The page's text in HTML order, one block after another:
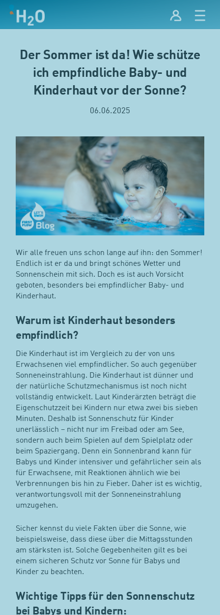
Der Sommer ist da! Wie schütze
ich empfindliche Baby- und
Kinderhaut vor der Sonne?
06.06.2025
Wir alle freuen uns schon lange auf ihn: den Sommer!
Endlich ist er da und bringt schönes Wetter und
Sonnenschein mit sich. Doch es ist auch Vorsicht
geboten, besonders bei empfindlicher Baby- und
Kinderhaut.
Warum ist Kinderhaut besonders
empfindlich?
Die Kinderhaut ist im Vergleich zu der von uns
Erwachsenen viel empfindlicher. So auch gegenüber
Sonneneinstrahlung. Die Kinderhaut ist dünner und
der natürliche Schutzmechanismus ist noch nicht
vollständig entwickelt. Laut Kinderärzten beträgt die
Eigenschutzzeit bei Kindern nur etwa zwei bis sieben
Minuten. Deshalb ist Sonnenschutz für Kinder
unerlässlich – nicht nur im Freibad oder am See,
sondern auch beim Spielen auf dem Spielplatz oder
beim Spaziergang. Denn ein Sonnenbrand kann für
Babys und Kinder intensiver und gefährlicher sein als
für Erwachsene, mit Reaktionen ähnlich wie bei
Verbrennungen bis hin zu Fieber. Daher ist es wichtig,
verantwortungsvoll mit der Sonneneinstrahlung
umzugehen.
Sicher kennst du viele Fakten über die Sonne, wie
beispielsweise, dass diese über die Mittagsstunden
am stärksten ist. Solche Gegebenheiten gilt es bei
einem sicheren Schutz vor Sonne für Babys und
Kinder zu beachten.
Wichtige Tipps für den Sonnenschutz
bei Babys und Kindern: